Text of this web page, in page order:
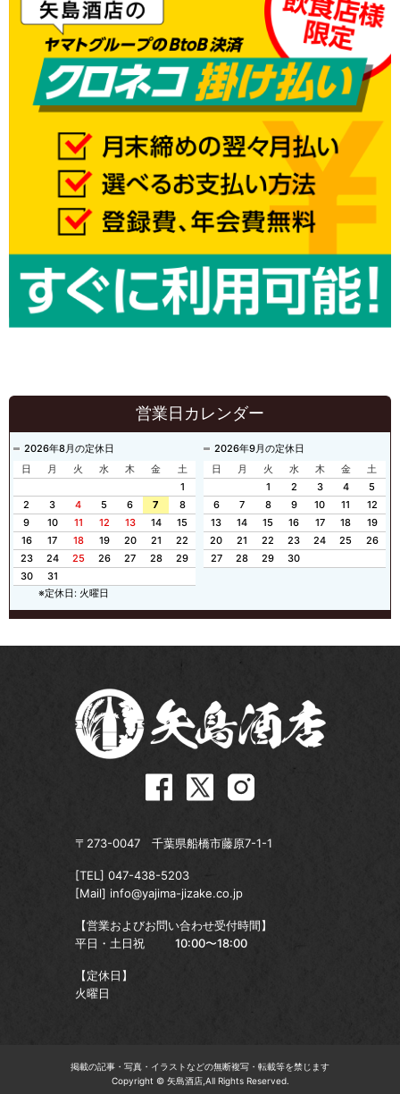
営業日カレンダー
2026年8月の定休日
日
月 火 水 木 金
土
1
2
3 4 5 6 7
8
9
10 11 12 13 14
15
16
17 18 19 20 21
22
23
24 25 26 27 28
29
30
31
2026年9月の定休日
日
月 火 水 木 金
土
1
2 3 4
5
6
7 8 9 10 11
12
13
14 15 16 17 18
19
20
21 22 23 24 25
26
27
28 29 30
※定休日: 火曜日
〒273-0047 千葉県船橋市藤原7-1-1
[TEL] 047-438-5203
[Mail] info@yajima-jizake.co.jp
【営業およびお問い合わせ受付時間】
平日・土日祝
10:00〜18:00
【定休日】
火曜日
掲載の記事・写真・イラストなどの無断複写・転載等を禁じます
Copyright © 矢島酒店,All Rights Reserved.